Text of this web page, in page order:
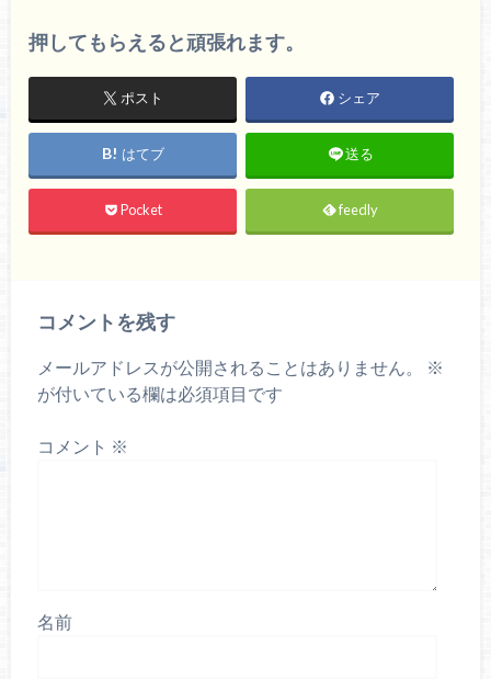
押してもらえると頑張れます。
ポスト シェア
はてブ 送る
Pocket feedly
コメントを残す
メールアドレスが公開されることはありません。
※
が付いている欄は必須項目です
コメント ※
名前